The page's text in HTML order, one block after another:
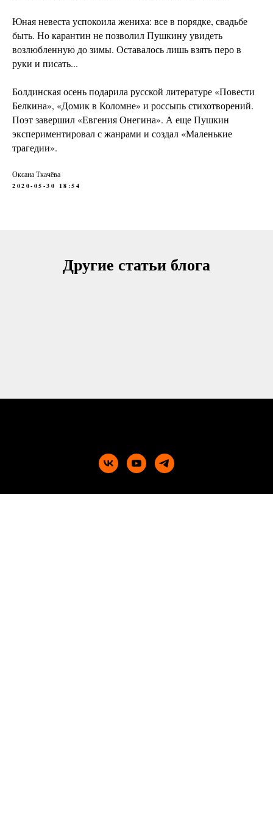
Юная невеста успокоила жениха: все в порядке, свадьбе
быть. Но карантин не позволил Пушкину увидеть
возлюбленную до зимы. Оставалось лишь взять перо в
руки и писать... ⠀
Болдинская осень подарила русской литературе «Повести
Белкина», «Домик в Коломне» и россыпь стихотворений.
Поэт завершил «Евгения Онегина». А еще Пушкин
экспериментировал с жанрами и создал «Маленькие
трагедии».
Оксана Ткачёва
2020-05-30 18:54
Другие статьи блога